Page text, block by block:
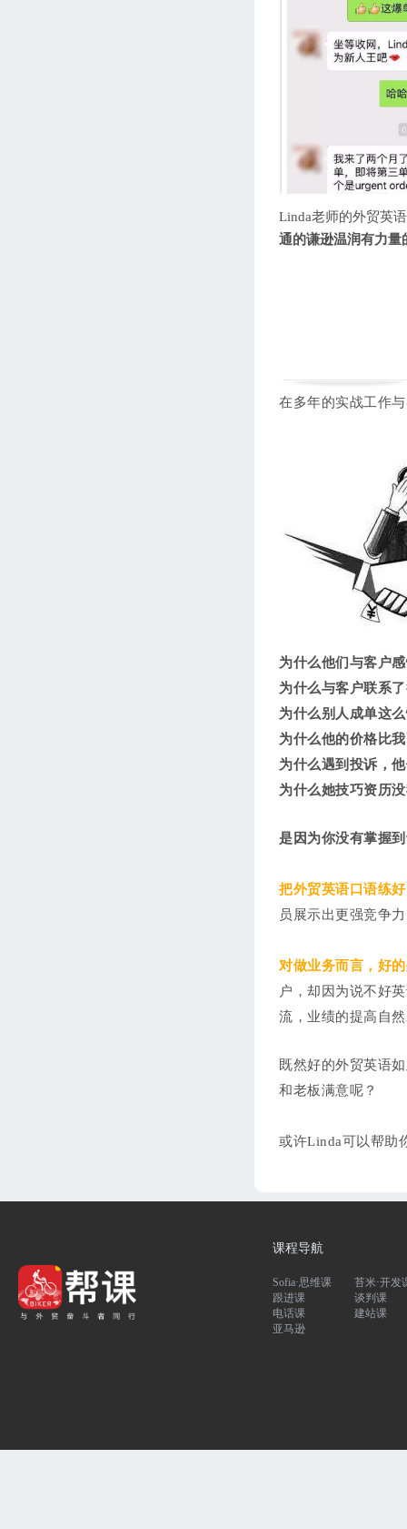
Linda老师的外贸英
通的谦逊温润有力量
在多年的实战工作
为什么他们与客户
为什么与客户联系
为什么别人成单这
为什么他的价格比
为什么遇到投诉，
为什么她技巧资历
是因为你没有掌握
把外贸英语口语练
员展示出更强竞争
对做业务而言，好
户，却因为说不好
流，业绩的提高自
既然好的外贸英语
和老板满意呢？
或许Linda可以帮助
课程导航
Sofia·思维课
苔米·开发
跟进课
谈判课
电话课
建站课
亚马逊